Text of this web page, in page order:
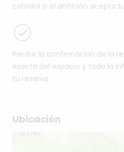
cobrará si el anfitrión acepta
Recibe la confirmación de la
exacta del espacio y toda la
tu reserva.
Ubicación